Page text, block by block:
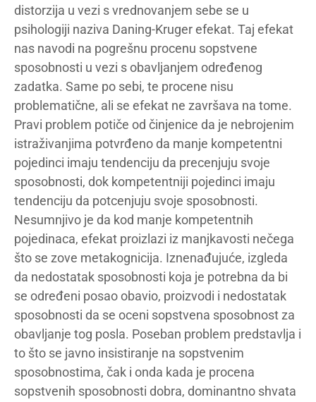
distorzija u vezi s vrednovanjem sebe se u
psihologiji naziva Daning-Kruger efekat. Taj efekat
nas navodi na pogrešnu procenu sopstvene
sposobnosti u vezi s obavljanjem određenog
zadatka. Same po sebi, te procene nisu
problematične, ali se efekat ne završava na tome.
Pravi problem potiče od činjenice da je nebrojenim
istraživanjima potvrđeno da manje kompetentni
pojedinci imaju tendenciju da precenjuju svoje
sposobnosti, dok kompetentniji pojedinci imaju
tendenciju da potcenjuju svoje sposobnosti.
Nesumnjivo je da kod manje kompetentnih
pojedinaca, efekat proizlazi iz manjkavosti nečega
što se zove metakognicija. Iznenađujuće, izgleda
da nedostatak sposobnosti koja je potrebna da bi
se određeni posao obavio, proizvodi i nedostatak
sposobnosti da se oceni sopstvena sposobnost za
obavljanje tog posla. Poseban problem predstavlja i
to što se javno insistiranje na sopstvenim
sposobnostima, čak i onda kada je procena
sopstvenih sposobnosti dobra, dominantno shvata